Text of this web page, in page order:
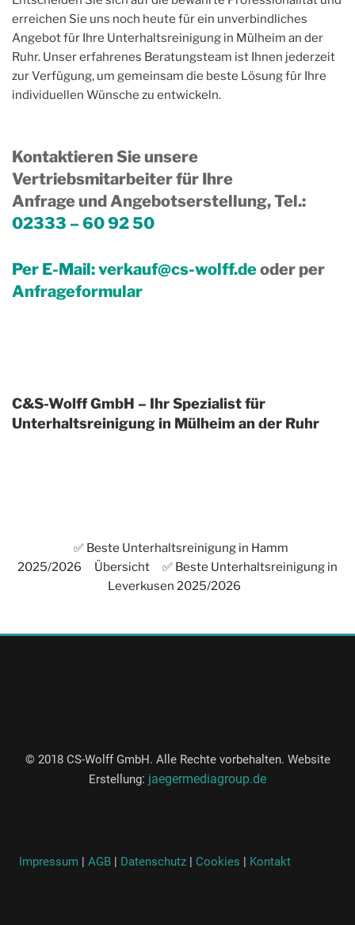
erreichen Sie uns noch heute für ein unverbindliches
Angebot für Ihre Unterhaltsreinigung in Mülheim an der
Ruhr. Unser erfahrenes Beratungsteam ist Ihnen jederzeit
zur Verfügung, um gemeinsam die beste Lösung für Ihre
individuellen Wünsche zu entwickeln.
Kontaktieren Sie unsere
Vertriebsmitarbeiter für Ihre
Anfrage und Angebotserstellung, Tel.:
02333 – 60 92 50
Per E-Mail:verkauf@cs-wolff.deoder per
Anfrageformular
C&S-Wolff GmbH – Ihr Spezialist für
Unterhaltsreinigung in Mülheim an der Ruhr
✅ Beste Unterhaltsreinigung in Hamm
2025/2026
Übersicht
✅ Beste Unterhaltsreinigung in
Leverkusen 2025/2026
© 2018 CS-Wolff GmbH. Alle Rechte vorbehalten. Website
Erstellung: jaegermediagroup.de
Impressum | AGB| Datenschutz| Cookies | Kontakt